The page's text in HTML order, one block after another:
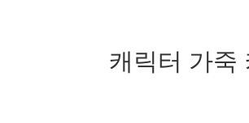
캐릭터 가죽